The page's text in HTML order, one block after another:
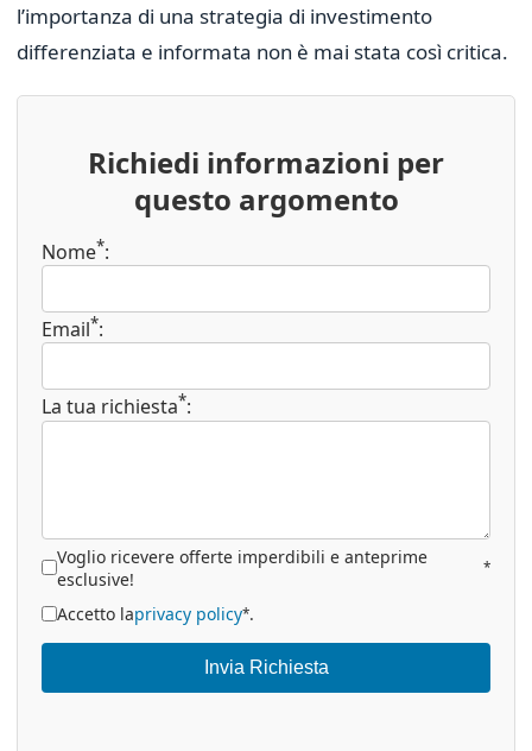
l’importanza di una strategia di investimento
differenziata e informata non è mai stata così critica.
Richiedi informazioni per
questo argomento
Nome*:
Email*:
La tua richiesta*:
Voglio ricevere offerte imperdibili e anteprime
esclusive!
*
Accetto laprivacy policy*.
Invia Richiesta